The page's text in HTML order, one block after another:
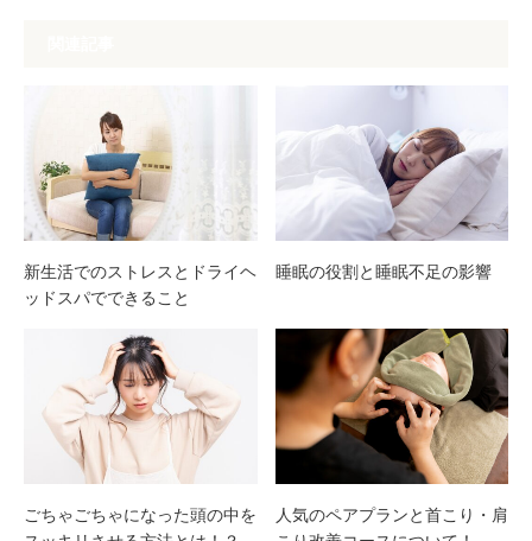
新生活でのストレスとドライヘ
ッドスパでできること
睡眠の役割と睡眠不足の影響
ごちゃごちゃになった頭の中を
人気のペアプランと首こり・肩